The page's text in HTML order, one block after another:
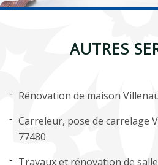
AUTRES
Rénovation de maison
Carreleur, pose de carrelage
77480
Travaux et rénovation de